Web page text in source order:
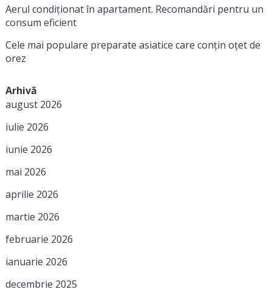
Aerul condiționat în apartament. Recomandări pentru un
consum eficient
Cele mai populare preparate asiatice care conțin oțet de
orez
Arhivă
august 2026
iulie 2026
iunie 2026
mai 2026
aprilie 2026
martie 2026
februarie 2026
ianuarie 2026
decembrie 2025